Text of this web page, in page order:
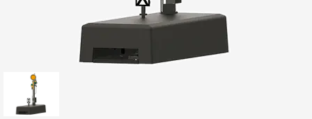
Trackmaster
Push
Along